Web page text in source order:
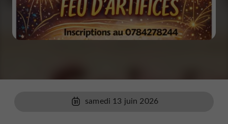
samedi 13 juin 2026